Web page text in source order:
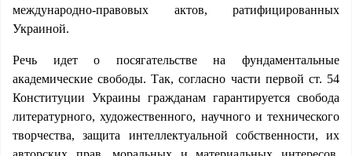
международно-правовых актов, ратифицированных
Украиной.
Речь идет о посягательстве на фундаментальные
академические свободы. Так, согласно части первой ст. 54
Конституции Украины гражданам гарантируется свобода
литературного, художественного, научного и технического
творчества, защита интеллектуальной собственности, их